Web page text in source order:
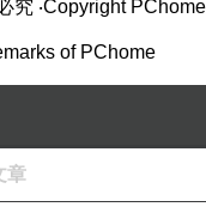
究 ‧Copyright PChome
of PChome
章